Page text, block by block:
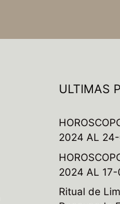
ULTIMAS
2024 AL
2024 AL
Ritual de